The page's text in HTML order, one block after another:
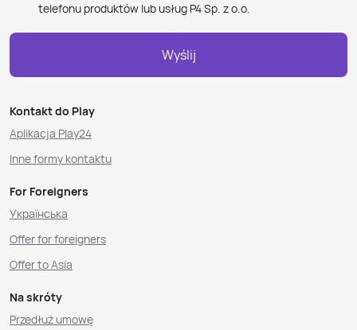
telefonu produktów lub usług P4 Sp. z o.o.
Wyślij
Kontakt do Play
Aplikacja Play24
Inne formy kontaktu
For Foreigners
Українська
Offer for foreigners
Offer to Asia
Na skróty
Przedłuż umowę